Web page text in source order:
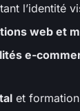
l’identité
web et
e-
et